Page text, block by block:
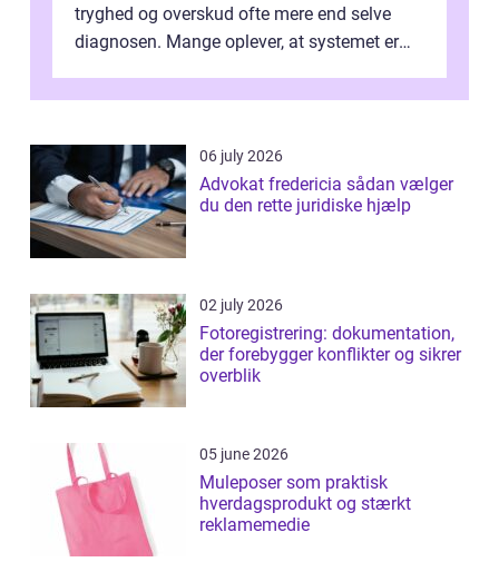
tryghed og overskud ofte mere end selve
diagnosen. Mange oplever, at systemet er
06 july 2026
Advokat fredericia sådan vælger
du den rette juridiske hjælp
02 july 2026
Fotoregistrering: dokumentation,
der forebygger konflikter og sikrer
overblik
05 june 2026
Muleposer som praktisk
hverdagsprodukt og stærkt
reklamemedie